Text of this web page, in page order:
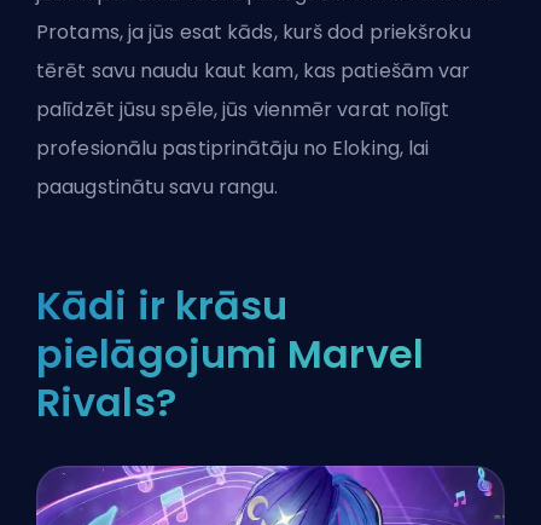
Protams, ja jūs esat kāds, kurš dod priekšroku
tērēt savu naudu kaut kam, kas patiešām var
palīdzēt jūsu spēle, jūs vienmēr varat nolīgt
profesionālu pastiprinātāju no Eloking, lai
paaugstinātu savu rangu.
Kādi ir krāsu
pielāgojumi Marvel
Rivals?